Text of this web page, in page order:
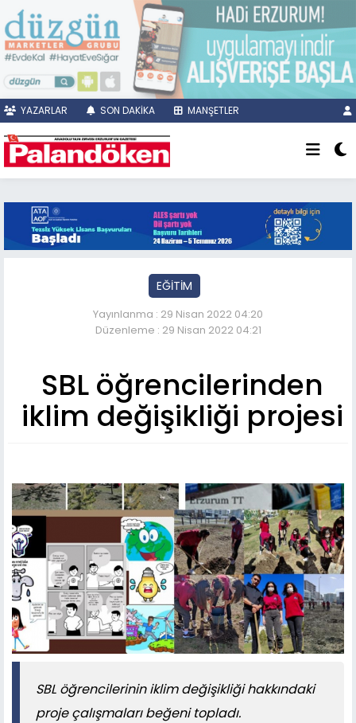
YAZARLAR SON DAKİKA MANŞETLER
EĞİTİM
Yayınlanma : 29 Nisan 2022 04:20
Düzenleme : 29 Nisan 2022 04:21
SBL öğrencilerinden
iklim değişikliği projesi
SBL öğrencilerinin iklim değişikliği hakkındaki
proje çalışmaları beğeni topladı.